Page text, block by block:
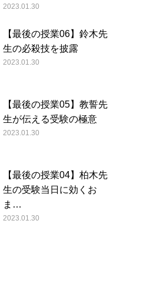
2023.01.30
【最後の授業06】鈴木先
生の必殺技を披露
2023.01.30
【最後の授業05】教誓先
生が伝える受験の極意
2023.01.30
【最後の授業04】柏木先
生の受験当日に効くお
ま…
2023.01.30